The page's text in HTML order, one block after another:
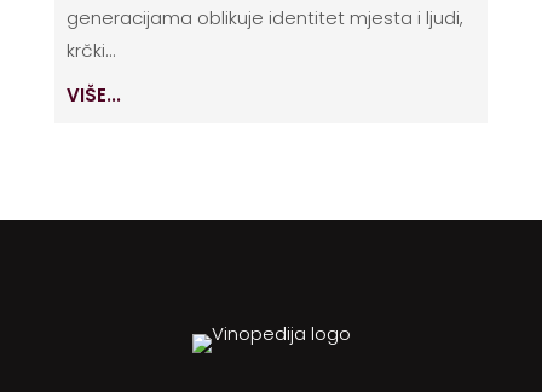
generacijama oblikuje identitet mjesta i ljudi,
krčki...
VIŠE...